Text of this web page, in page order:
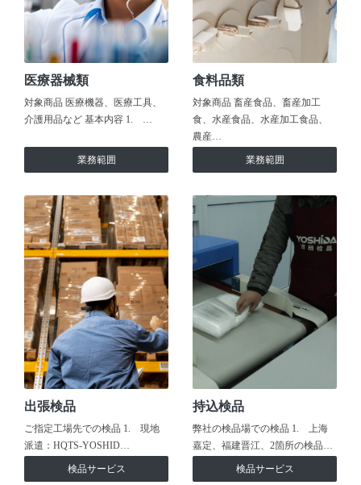
医療器械類
対象商品 医療機器、医療工具、
介護用品など 基本内容 1. …
業務範囲
食料品類
対象商品 畜産食品、畜産加工
食、水産食品、水産加工食品、
農産…
業務範囲
出張検品
ご指定工場先での検品 1. 現地
派遣：HQTS-YOSHID…
検品サービス
持込検品
弊社の検品場での検品 1. 上海
嘉定、福建晋江、2箇所の検品…
検品サービス